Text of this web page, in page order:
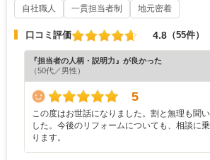
自社職人
一貫担当者制 地元密着
口コミ評価 4.8 （55件）
『担当者の人柄・説明力』が良かった
（50代／男性）
5
この度はお世話になりました。割と無理も聞
した。今後のリフォームについても、相談に
ります。